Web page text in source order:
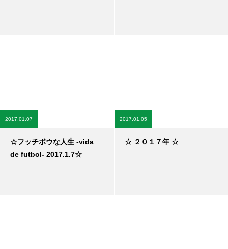
2017.01.07
☆フッチボウな人生 -vida
de futbol- 2017.1.7☆
2017.01.05
☆ ２０１７年 ☆